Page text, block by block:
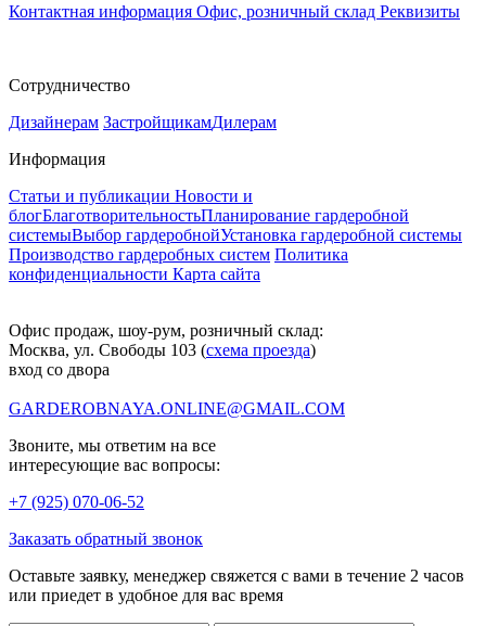
Контактная информация Офис, розничный склад Реквизиты
Сотрудничество
Дизайнерам ЗастройщикамДилерам
Информация
Статьи и публикации Новости и
блогБлаготворительностьПланирование гардеробной
системыВыбор гардеробнойУстановка гардеробной системы
Производство гардеробных систем Политика
конфиденциальности Карта сайта
Офис продаж, шоу-рум, розничный склад:
Москва, ул. Свободы 103 (схема проезда)
вход со двора
GARDEROBNAYA.ONLINE@GMAIL.COM
Звоните, мы ответим на все
интересующие вас вопросы:
+7 (925) 070-06-52
Заказать обратный звонок
Оставьте заявку, менеджер свяжется с вами в течение 2 часов
или приедет в удобное для вас время